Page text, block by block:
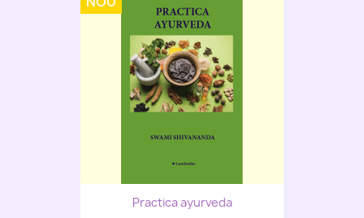
Practica ayurveda